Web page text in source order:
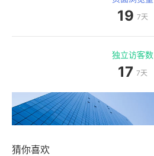
19 7天
独立访客数
17 7天
猜你喜欢